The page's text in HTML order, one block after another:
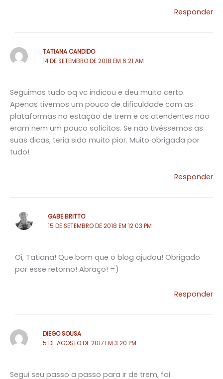
Responder
TATIANA CANDIDO
14 DE SETEMBRO DE 2018 EM 6:21 AM
Seguimos tudo oq vc indicou e deu muito certo.
Apenas tivemos um pouco de dificuldade com as
plataformas na estação de trem e os atendentes não
eram nem um pouco solícitos. Se não tivéssemos as
suas dicas, teria sido muito pior. Muito obrigada por
tudo!
Responder
GABE BRITTO
15 DE SETEMBRO DE 2018 EM 12:03 PM
Oi, Tatiana! Que bom que o blog ajudou! Obrigado
por esse retorno! Abraço! =)
Responder
DIEGO SOUSA
5 DE AGOSTO DE 2017 EM 3:20 PM
Segui seu passo a passo para ir de trem, foi